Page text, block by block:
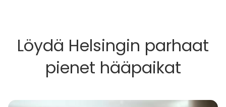
Löydä Helsingin parhaat
pienet hääpaikat